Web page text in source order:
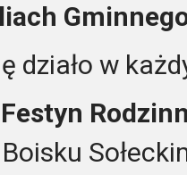
działo w